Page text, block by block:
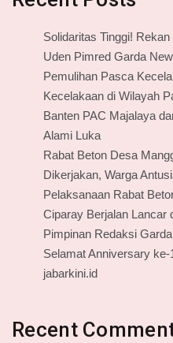
Solidaritas Tinggi!
Uden Pimred Garda
Pemulihan Pasca
Kecelakaan di Wilayah
Banten PAC Majalaya
Alami Luka
Rabat Beton Desa
Dikerjakan, Warga
Pelaksanaan Rabat
Ciparay Berjalan Lancar
Pimpinan Redaksi
Selamat Anniversary
jabarkini.id
Recent